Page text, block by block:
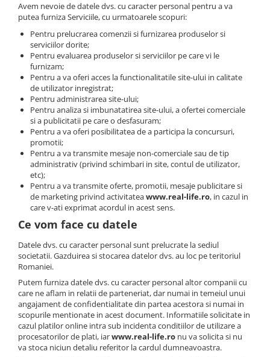
Accesorii si dispozitive
Produse bucatarie
Produse Wellness
Produse pentru animale
Tehnologie
Periferice & Componente PC
Sport si calatorii
Rucsacuri
Produse sarbatori
Produse Craciun
Parfumuri arabesti
Unisex
Parfumuri pentru barbati
Produse Cosmetice Coreene
Creme pentru maini si picioare
Avem nevoie de datele dvs. cu caracter personal pentru a va
putea furniza Serviciile, cu urmatoarele scopuri:
Pentru prelucrarea comenzii si furnizarea produselor si
serviciilor dorite;
Pentru evaluarea produselor si serviciilor pe care vi le
furnizam;
Pentru a va oferi acces la functionalitatile site-ului in calitate
de utilizator inregistrat;
Pentru administrarea site-ului;
Pentru analiza si imbunatatirea site-ului, a ofertei comerciale
si a publicitatii pe care o desfasuram;
Pentru a va oferi posibilitatea de a participa la concursuri,
promotii;
Pentru a va transmite mesaje non-comerciale sau de tip
administrativ (privind schimbari in site, contul de utilizator,
etc);
Pentru a va transmite oferte, promotii, mesaje publicitare si
de marketing privind activitateawww.real-life.ro, in cazul in
care v-ati exprimat acordul in acest sens.
Ce vom face cu datele
Datele dvs. cu caracter personal sunt prelucrate la sediul
societatii. Gazduirea si stocarea datelor dvs. au loc pe teritoriul
Romaniei.
Putem furniza datele dvs. cu caracter personal altor companii cu
care ne aflam in relatii de parteneriat, dar numai in temeiul unui
angajament de confidentialitate din partea acestora si numai in
scopurile mentionate in acest document. Informatiile solicitate in
cazul platilor online intra sub incidenta conditiilor de utilizare a
procesatorilor de plati, iarwww.real-life.ro nu va solicita si nu
va stoca niciun detaliu referitor la cardul dumneavoastra.